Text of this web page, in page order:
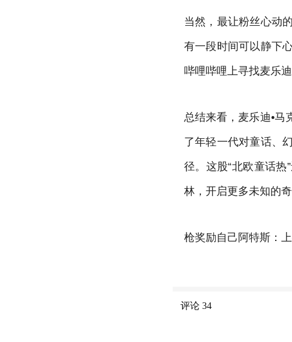
当然，最让粉丝心动
有一段时间可以静下
哔哩哔哩上寻找麦乐
总结来看，麦乐迪•
了年轻一代对童话、
径。这股“北欧童话
林，开启更多未知的奇
枪奖励自己阿特斯：
评论 34